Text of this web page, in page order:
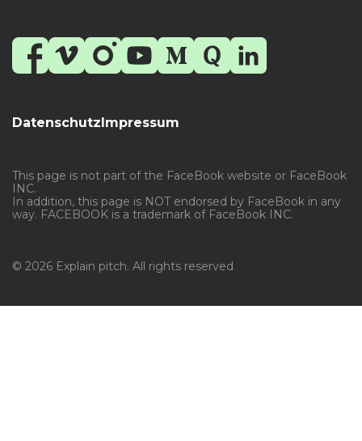
DatenschutzImpressum
© 2026 Explain pitch. All rights reserved
This page is not part of the FaceBook website or FaceBook
INC.
In addition, this page is NOT endorsed by FaceBook in any
way. FACEBOOK is a trademark of FaceBook INC.